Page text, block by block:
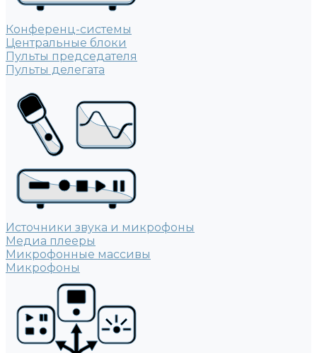
Конференц-системы
Центральные блоки
Пульты председателя
Пульты делегата
Источники звука и микрофоны
Медиа плееры
Микрофонные массивы
Микрофоны